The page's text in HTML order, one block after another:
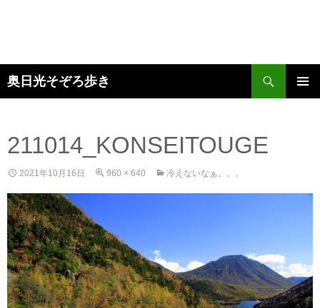
奥日光そぞろ歩き
索
ン
ツ
へ
キ
ッ
プ
211014_KONSEITOUGE
2021年10月16日 960 × 640 冷えないなぁ。。。